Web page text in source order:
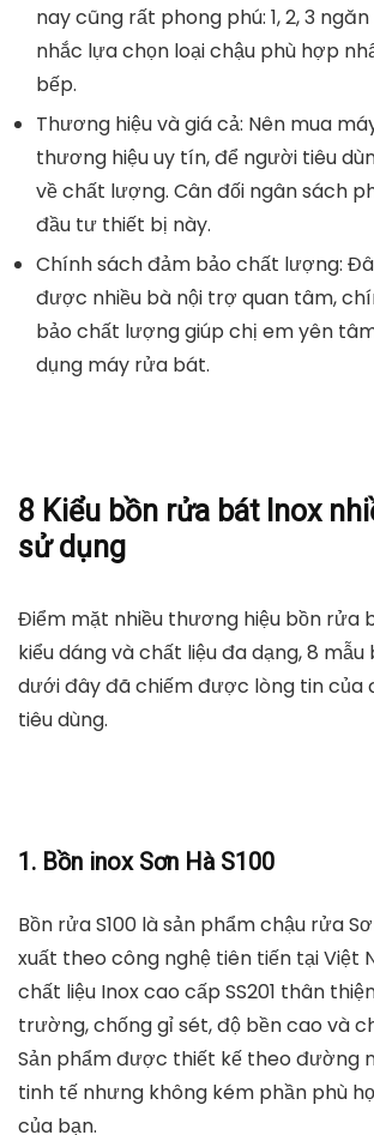
nay cũng rất phong phú: 1, 2, 3
nhắc lựa chọn loại chậu phù hợp
bếp.
Thương hiệu và giá cả: Nên mua
thương hiệu uy tín, để người tiêu
về chất lượng. Cân đối ngân sách
đầu tư thiết bị này.
Chính sách đảm bảo chất lượng:
được nhiều bà nội trợ quan tâm,
bảo chất lượng giúp chị em yên
dụng máy rửa bát.
8 Kiểu bồn rửa bát Inox
sử dụng
Điểm mặt nhiều thương hiệu bồn rửa
kiểu dáng và chất liệu đa dạng, 8
dưới đây đã chiếm được lòng tin của
tiêu dùng.
1. Bồn inox Sơn Hà S100
Bồn rửa S100 là sản phẩm chậu rửa
xuất theo công nghệ tiên tiến tại Việt
chất liệu Inox cao cấp SS201 thân
trường, chống gỉ sét, độ bền cao và
Sản phẩm được thiết kế theo đường
tinh tế nhưng không kém phần phù
của bạn.